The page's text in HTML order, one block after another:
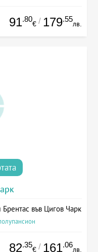
91.80
€ / 179.55
лв.
във Цигов Чарк
82.35
€ / 161.06
лв.